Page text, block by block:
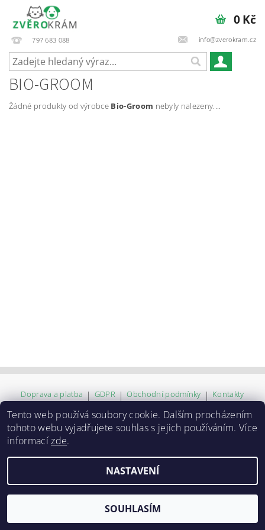
797 683 088 info@zverokram.cz
0 Kč
BIO-GROOM
Žádné produkty od výrobce Bio-Groom nebyly nalezeny....
Doprava a platba | GDPR | Obchodní podmínky | Kontakty
2026 © ZVĚROKRÁM , všechna práva vyhrazena
Vytvořil Shoptet
Tento web používá soubory cookie. Dalším procházením
tohoto webu vyjadřujete souhlas s jejich používáním. Více
informacízde.
NASTAVENÍ
SOUHLASÍM